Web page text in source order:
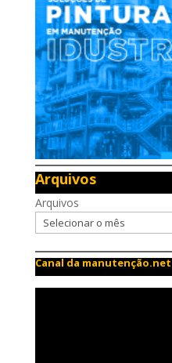
Arquivos
Arquivos
Canal da manutenção.net